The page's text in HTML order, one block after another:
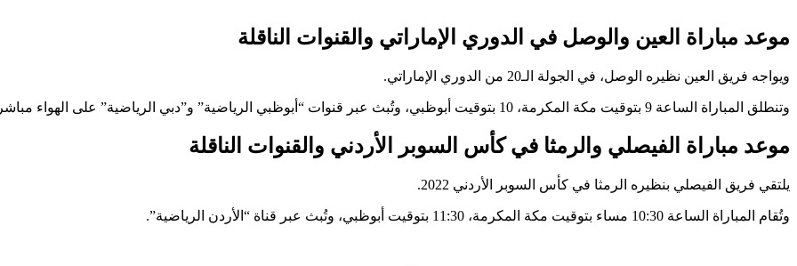
موعد مباراة العين والوصل في الدوري الإماراتي والقنوات الناقلة
ويواجه فريق العين نظيره الوصل، في الجولة الـ20 من الدوري الإماراتي.
وتنطلق المباراة الساعة 9 بتوقيت مكة المكرمة، 10 بتوقيت أبوظبي، وتُبث عبر قنوات “أبوظبي الرياضية” و”دبي الرياضية” على الهواء مباشرة.
موعد مباراة الفيصلي والرمثا في كأس السوبر الأردني والقنوات الناقلة
يلتقي فريق الفيصلي بنظيره الرمثا في كأس السوبر الأردني 2022.
وتُقام المباراة الساعة 10:30 مساء بتوقيت مكة المكرمة، 11:30 بتوقيت أبوظبي، وتُبث عبر قناة “الأردن الرياضية”.